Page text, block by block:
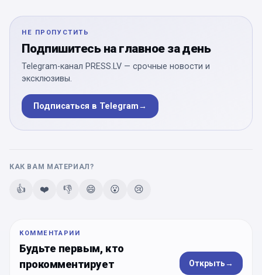
НЕ ПРОПУСТИТЬ
Подпишитесь на главное за день
Telegram-канал PRESS.LV — срочные новости и
эксклюзивы.
Подписаться в Telegram→
КАК ВАМ МАТЕРИАЛ?
👍 ❤️ 👎 😄 😮 😢
КОММЕНТАРИИ
Будьте первым, кто
прокомментирует
Открыть→